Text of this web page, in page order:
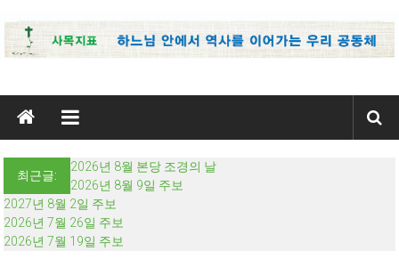
최근글:
2026년 8월 본당 조경의 날
2026년 8월 9일 주보
2027년 8월 2일 주보
2026년 7월 26일 주보
2026년 7월 19일 주보